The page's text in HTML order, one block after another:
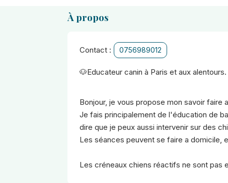
À propos
Contact : 0756989012
🐶Educateur canin à Paris et aux alentours.
Bonjour, je vous propose mon savoir
Je fais principalement de l'éducation de
dire que je peux aussi intervenir sur des
Les séances peuvent se faire a domicile,
Les créneaux chiens réactifs ne sont pas